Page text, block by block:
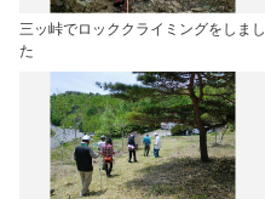
三ッ峠でロッククライミングをしまし
た